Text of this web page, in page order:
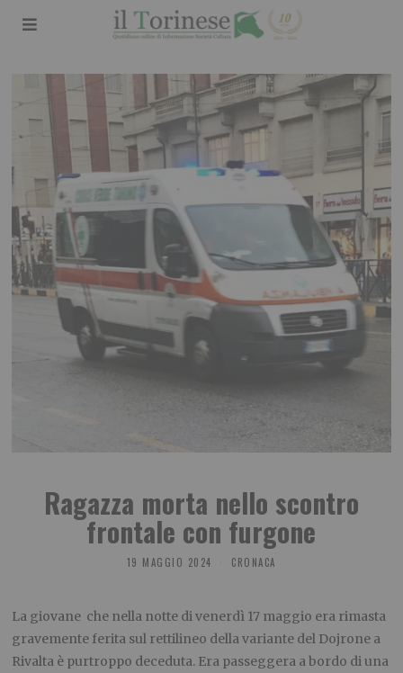
Ragazza morta nello scontro
frontale con furgone
19 MAGGIO 2024 CRONACA
La giovane che nella notte di venerdì 17 maggio era rimasta
gravemente ferita sul rettilineo della variante del Dojrone a
Rivalta è purtroppo deceduta. Era passeggera a bordo di una